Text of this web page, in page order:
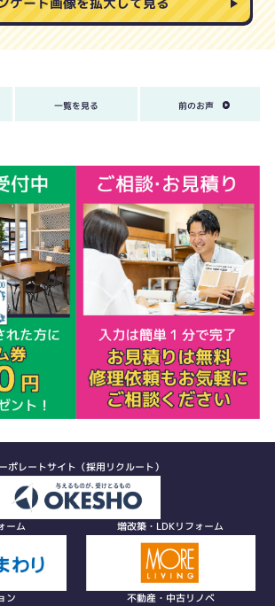
一覧を見る 前のお声
ポレートサイト（採用リクルート）
ーム 増改築・LDKリフォーム
ン 不動産・中古リノベ